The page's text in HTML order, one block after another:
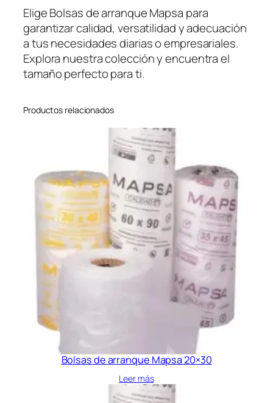
Elige Bolsas de arranque Mapsa para
garantizar calidad, versatilidad y adecuación
a tus necesidades diarias o empresariales.
Explora nuestra colección y encuentra el
tamaño perfecto para ti.
Productos relacionados
Bolsas de arranque Mapsa 20×30
Leer más